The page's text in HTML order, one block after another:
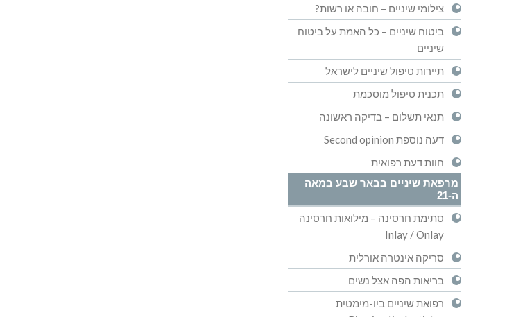
צילומי שיניים – חובה או רשות?
ביטוח שיניים – כל האמת על ביטוח
שיניים
תיירות טיפול שיניים לישראל
תכנית טיפול מוסכמת
תנאי תשלום – בדיקה ראשונה
דעה נוספת Second opinion
חוות דעת רפואית
מרפאת שיניים בבאר שבע במאה
ה-21
סתימת חרסינה – מילואות חרסינה
Inlay / Onlay
סריקה אינטרה אורלית
בריאות הפה אצל נשים
רפואת שיניים ביו-מימטית